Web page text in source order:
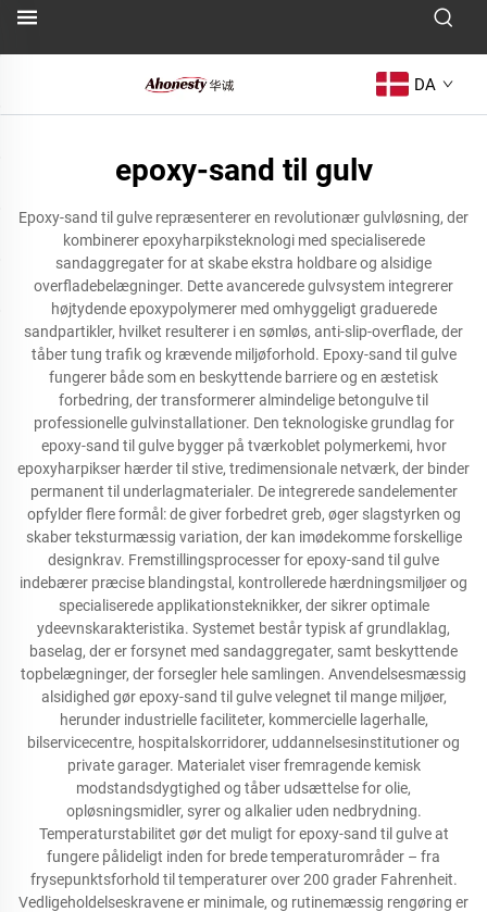
DA
epoxy-sand til gulv
Epoxy-sand til gulve repræsenterer en revolutionær gulvløsning, der
kombinerer epoxyharpiksteknologi med specialiserede
sandaggregater for at skabe ekstra holdbare og alsidige
overfladebelægninger. Dette avancerede gulvsystem integrerer
højtydende epoxypolymerer med omhyggeligt graduerede
sandpartikler, hvilket resulterer i en sømløs, anti-slip-overflade, der
tåber tung trafik og krævende miljøforhold. Epoxy-sand til gulve
fungerer både som en beskyttende barriere og en æstetisk
forbedring, der transformerer almindelige betongulve til
professionelle gulvinstallationer. Den teknologiske grundlag for
epoxy-sand til gulve bygger på tværkoblet polymerkemi, hvor
epoxyharpikser hærder til stive, tredimensionale netværk, der binder
permanent til underlagmaterialer. De integrerede sandelementer
opfylder flere formål: de giver forbedret greb, øger slagstyrken og
skaber teksturmæssig variation, der kan imødekomme forskellige
designkrav. Fremstillingsprocesser for epoxy-sand til gulve
indebærer præcise blandingstal, kontrollerede hærdningsmiljøer og
specialiserede applikationsteknikker, der sikrer optimale
ydeevnskarakteristika. Systemet består typisk af grundlaklag,
baselag, der er forsynet med sandaggregater, samt beskyttende
topbelægninger, der forsegler hele samlingen. Anvendelsesmæssig
alsidighed gør epoxy-sand til gulve velegnet til mange miljøer,
herunder industrielle faciliteter, kommercielle lagerhalle,
bilservicecentre, hospitalskorridorer, uddannelsesinstitutioner og
private garager. Materialet viser fremragende kemisk
modstandsdygtighed og tåber udsættelse for olie,
opløsningsmidler, syrer og alkalier uden nedbrydning.
Temperaturstabilitet gør det muligt for epoxy-sand til gulve at
fungere pålideligt inden for brede temperaturområder – fra
frysepunktsforhold til temperaturer over 200 grader Fahrenheit.
Vedligeholdelseskravene er minimale, og rutinemæssig rengøring er